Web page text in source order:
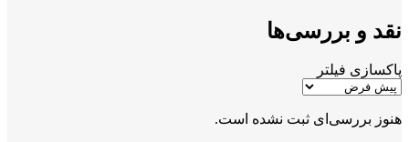
نقد و بررسی‌ها
پاکسازی فیلتر
هنوز بررسی‌ای ثبت نشده است.